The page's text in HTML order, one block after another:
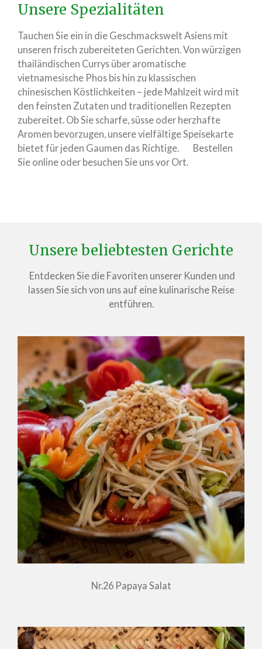
Unsere Spezialitäten
Tauchen Sie ein in die Geschmackswelt Asiens mit
unseren frisch zubereiteten Gerichten. Von würzigen
thailändischen Currys über aromatische
vietnamesische Phos bis hin zu klassischen
chinesischen Köstlichkeiten – jede Mahlzeit wird mit
den feinsten Zutaten und traditionellen Rezepten
zubereitet. Ob Sie scharfe, süsse oder herzhafte
Aromen bevorzugen, unsere vielfältige Speisekarte
bietet für jeden Gaumen das Richtige. Bestellen
Sie online oder besuchen Sie uns vor Ort.
Unsere beliebtesten Gerichte
Entdecken Sie die Favoriten unserer Kunden und
lassen Sie sich von uns auf eine kulinarische Reise
entführen.
Nr.26 Papaya Salat